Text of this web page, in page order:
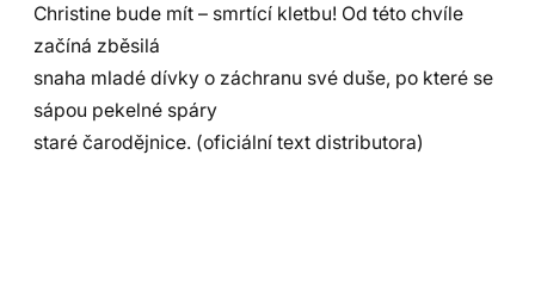
Christine bude mít – smrtící kletbu! Od této chvíle
začíná zběsilá
snaha mladé dívky o záchranu své duše, po které se
sápou pekelné spáry
staré čarodějnice. (oficiální text distributora)